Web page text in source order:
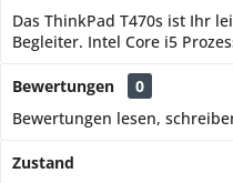
Das ThinkPad T470s ist Ihr
Begleiter. Intel Core i5
Bewertungen
0
Bewertungen lesen,
Zustand